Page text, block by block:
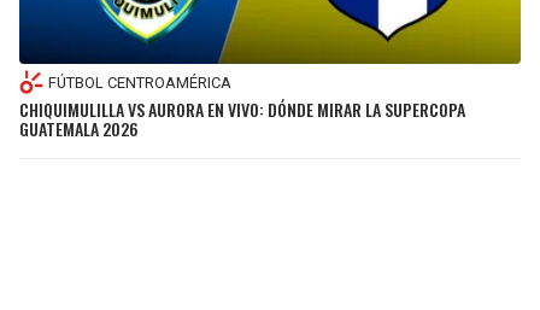
FÚTBOL CENTROAMÉRICA
CHIQUIMULILLA VS AURORA EN VIVO: DÓNDE MIRAR LA SUPERCOPA
GUATEMALA 2026